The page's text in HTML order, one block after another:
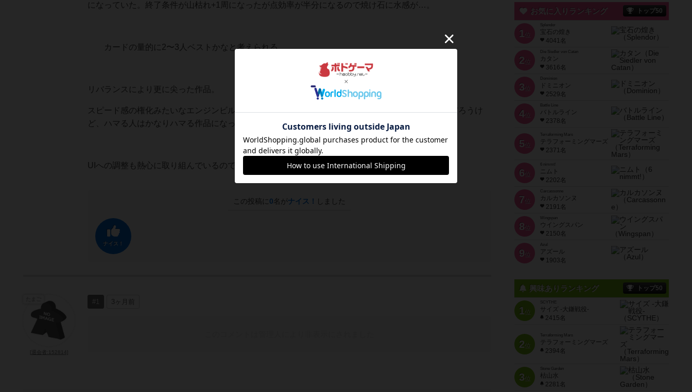
になっていた。終了条件が山枯れ+1周になったが点効率が半分になるので焼け石に水感が…。
カードの量的に2〜3人ベストかなと考えられる
リバランスにより更に尖った作品。
スピード感の権化みたいなエンジンビルドで遊びたいならコレ。たぶん、ハマらない人は全くダメだろうけ
ど、ハマる人はかなりハマる作品になった。個人的にはかなり好み
UIへの調整も熱心に取り組んでいるので次回作がかなり楽しみなデザイナーだ
この投稿に 0名がナイス！ しました
ナイス！
3ヶ月前
お気に入りランキング トップ50
1 位
宝石の煌き
4041名
2 位
Die Siedler von Catan
カタン
3616名
3 位
ドミニオン
2529名
4位
Battle Line
バトルライン
2378名
5 位
Terraforming Mars
テラフォーミングマーズ
2371名
6 位
ニムト
2202名
7 位
Carcassonne
カルカソンヌ
2191名
8 位
Wingspan
ウイングスパン
2150名
9 位
Azul
アズール
1903名
興味ありランキング トップ50
1位
SCYTHE
サイズ -大鎌戦役-
2415名
2位
Terraforming Mars
テラフォーミングマーズ
2394名
3位
Stone Garden
枯山水
2281名